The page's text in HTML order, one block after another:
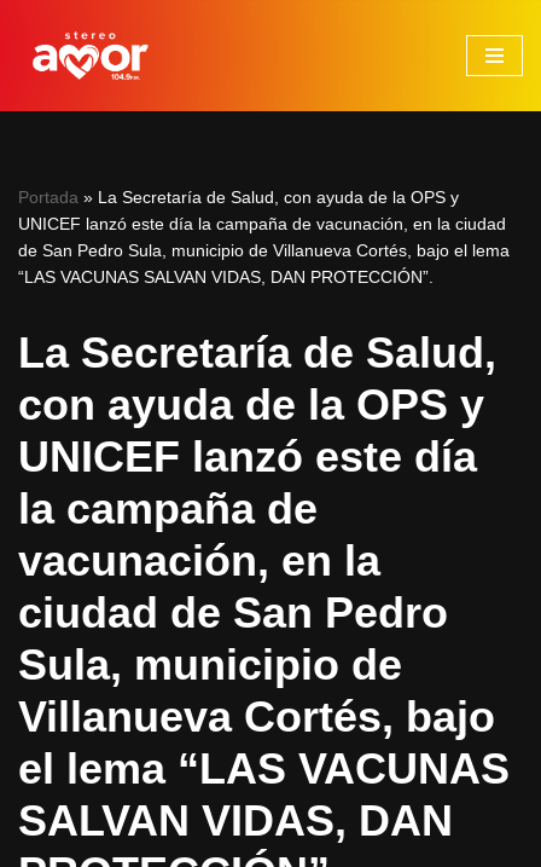
Saltar
Portada » La Secretaría de Salud, con ayuda de la OPS y
UNICEF lanzó este día la campaña de vacunación, en la ciudad
de San Pedro Sula, municipio de Villanueva Cortés, bajo el lema
“LAS VACUNAS SALVAN VIDAS, DAN PROTECCIÓN”.
La Secretaría de Salud,
con ayuda de la OPS y
UNICEF lanzó este día
la campaña de
vacunación, en la
ciudad de San Pedro
Sula, municipio de
Villanueva Cortés, bajo
el lema “LAS VACUNAS
SALVAN VIDAS, DAN